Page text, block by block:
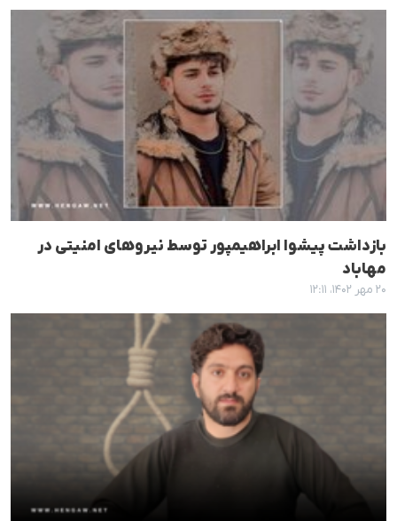
بازداشت پیشوا ابراهیمپور توسط نیروهای امنیتی در
مهاباد
۲۰ مهر ۱۴۰۲، ۱۲:۱۱